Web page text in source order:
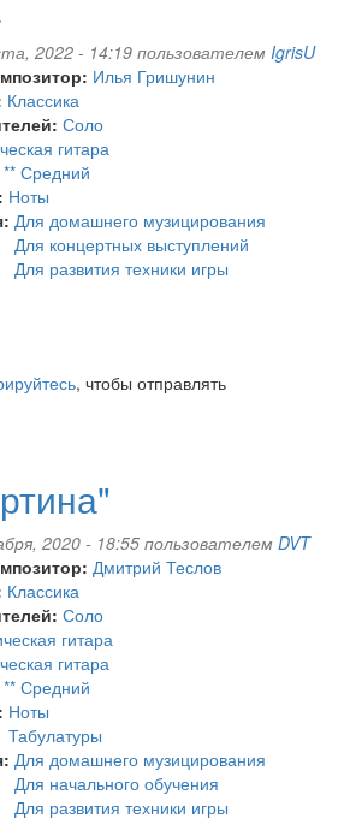
2022 - 14:19 пользователем IgrisU
Илья Гришунин
Классика
Соло
гитара
** Средний
Ноты
Для домашнего музицирования
Для концертных выступлений
Для развития техники игры
, чтобы отправлять
2020 - 18:55 пользователем DVT
Дмитрий Теслов
Классика
Соло
гитара
гитара
** Средний
Ноты
Табулатуры
Для домашнего музицирования
Для начального обучения
Для развития техники игры